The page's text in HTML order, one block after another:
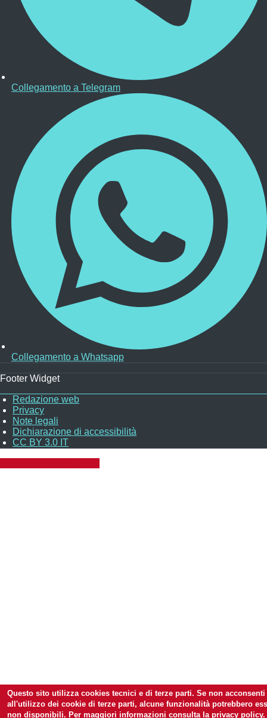
Collegamento a Telegram
Collegamento a Whatsapp
Footer Widget
Redazione web
Privacy
Note legali
Dichiarazione di accessibilità
CC BY 3.0 IT
Questo sito utilizza cookies tecnici e di terze parti. Se non acconsenti
all'utilizzo dei cookie di terze parti, alcune funzionalità potrebbero
non disponibili. Per maggiori informazioni consulta la privacy policy.